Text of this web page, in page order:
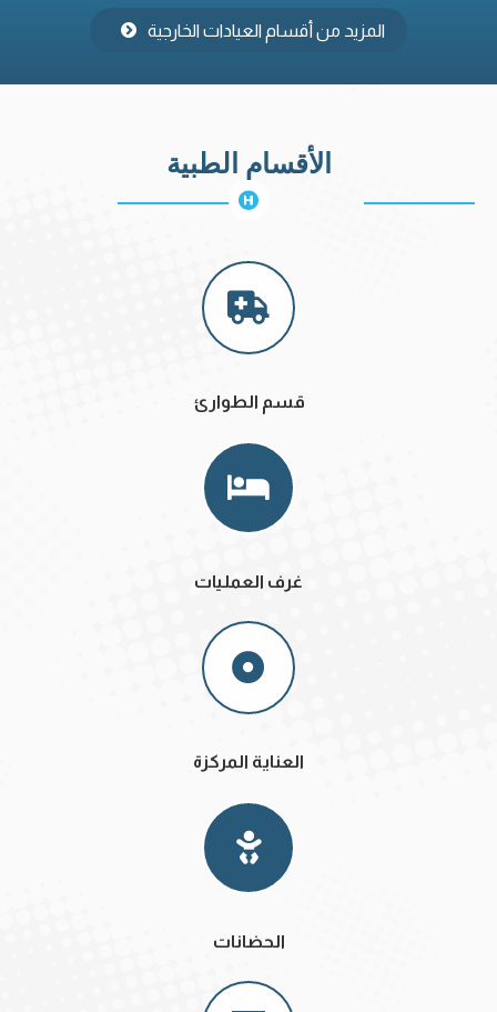
المزيد من أقسام العيادات الخارجية
الأقسام الطبية
قسم الطوارئ
غرف العمليات
العناية المركزة
الحضانات